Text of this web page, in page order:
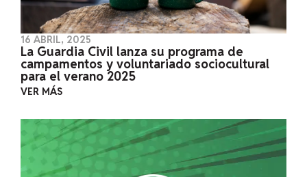
16 ABRIL, 2025
La Guardia Civil lanza su programa de
campamentos y voluntariado sociocultural
para el verano 2025
VER MÁS